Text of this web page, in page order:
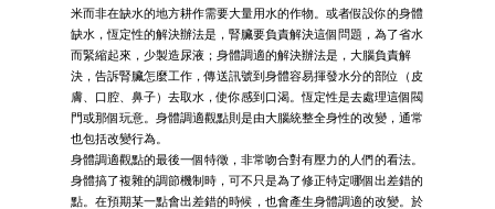
米而非在缺水的地方耕作需要大量用水的作物。或者假設你的身體
缺水，恆定性的解決辦法是，腎臟要負責解決這個問題，為了省水
而緊縮起來，少製造尿液；身體調適的解決辦法是，大腦負責解
決，告訴腎臟怎麼工作，傳送訊號到身體容易揮發水分的部位（皮
膚、口腔、鼻子）去取水，使你感到口渴。恆定性是去處理這個閥
門或那個玩意。身體調適觀點則是由大腦統整全身性的改變，通常
也包括改變行為。
身體調適觀點的最後一個特徵，非常吻合對有壓力的人們的看法。
身體搞了複雜的調節機制時，可不只是為了修正特定哪個出差錯的
點。在預期某一點會出差錯的時候，也會產生身體調適的改變。於